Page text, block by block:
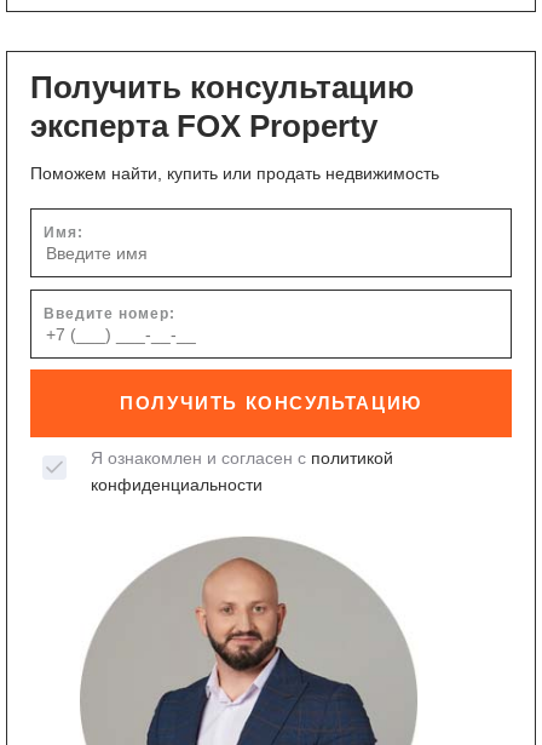
Получить консультацию
эксперта FOX Property
Поможем найти, купить или продать недвижимость
Имя:
Введите номер:
ПОЛУЧИТЬ КОНСУЛЬТАЦИЮ
Я ознакомлен и согласен с политикой
конфиденциальности